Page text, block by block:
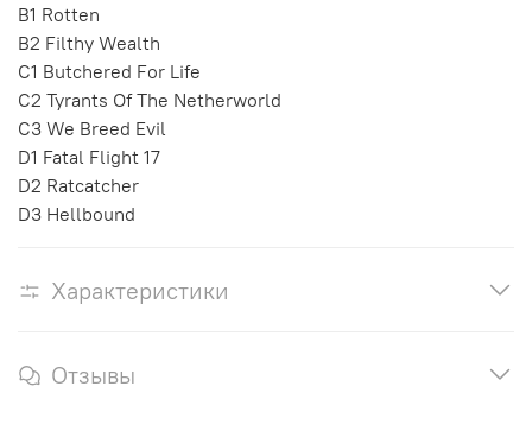
B1 Rotten
B2 Filthy Wealth
C1 Butchered For Life
C2 Tyrants Of The Netherworld
C3 We Breed Evil
D1 Fatal Flight 17
D2 Ratcatcher
D3 Hellbound
Характеристики
Отзывы